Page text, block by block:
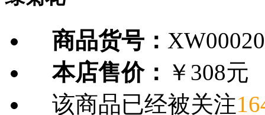
商品货号：
本店售价： ￥308元
该商品已经被关注